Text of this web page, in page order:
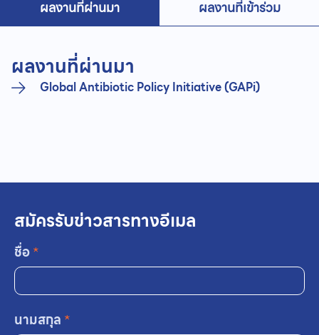
ผลงานที่ผ่านมา ผลงานที่เข้าร่วม
ผลงานที่ผ่านมา
Global Antibiotic Policy Initiative (GAPi)
สมัครรับข่าวสารทางอีเมล
ชื่อ*
นามสกุล *